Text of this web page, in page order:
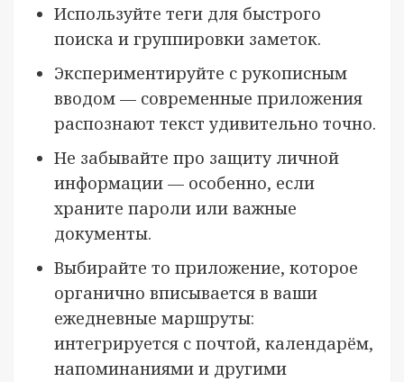
Используйте теги для быстрого
поиска и группировки заметок.
Экспериментируйте с рукописным
вводом — современные приложения
распознают текст удивительно точно.
Не забывайте про защиту личной
информации — особенно, если
храните пароли или важные
документы.
Выбирайте то приложение, которое
органично вписывается в ваши
ежедневные маршруты:
интегрируется с почтой, календарём,
напоминаниями и другими